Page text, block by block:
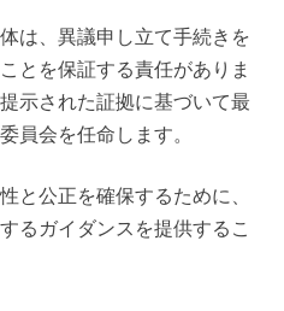
は、異議申し立て手続きを
とを保証する責任がありま
示された証拠に基づいて最
員会を任命します。
と公正を確保するために、
るガイダンスを提供するこ